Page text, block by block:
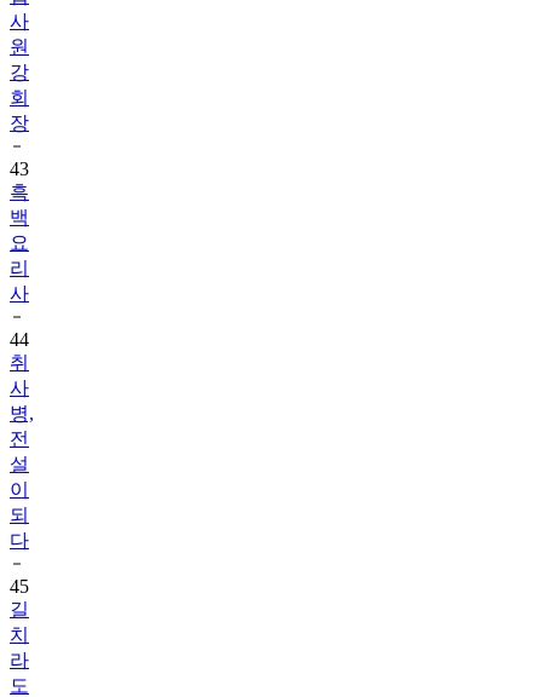
사
원
강
회
장
43
흑
백
요
리
사
44
취
사
병,
전
설
이
되
다
45
길
치
라
도